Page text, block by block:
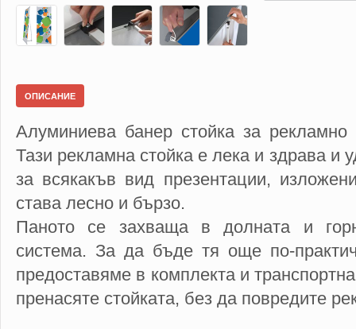
ОПИСАНИЕ
Алуминиева банер стойка за
Тази рекламна стойка е лека и здрава и
за всякакъв вид презентации,
става лесно и бързо.
Паното се захваща в долната и
система. За да бъде тя още по-
предоставяме в комплекта и
пренасяте стойката, без да повредите